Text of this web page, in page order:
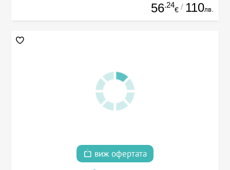
56.24
€ / 110лв.
виж офертата